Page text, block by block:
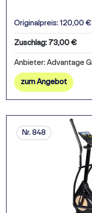
Originalpreis: 120,00 €
Zuschlag: 73,00 €
Anbieter: Advantage
zum Angebot
Nr. 848